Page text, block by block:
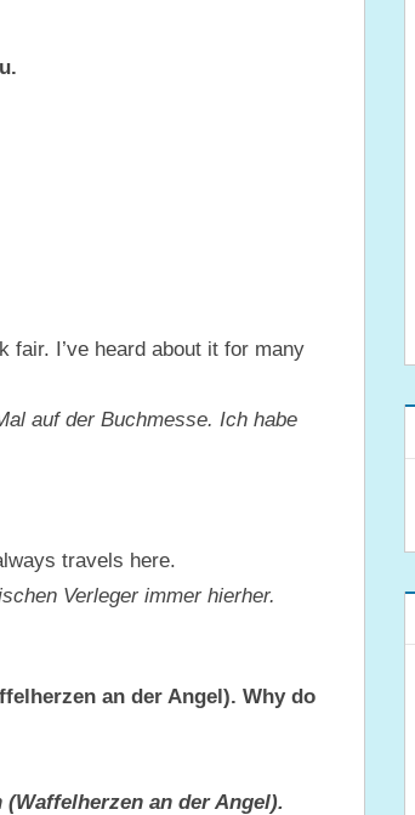
fair. I’ve heard about it for many
auf der Buchmesse. Ich habe
travels here.
Verleger immer hierher.
an der Angel). Why do
an der Angel).